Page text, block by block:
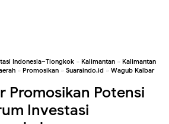
Indonesia–Tiongkok » Kalimantan » Kalimantan
» Promosikan » Suaraindo.id » Wagub Kalbar
Promosikan Potensi
Investasi